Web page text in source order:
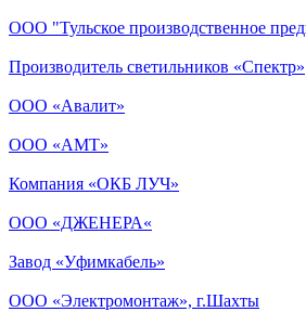
ООО "Тульское производственное
Производитель светильников «Спектр»
ООО «Авалит»
ООО «АМТ»
Компания «ОКБ ЛУЧ»
ООО «ДЖЕНЕРА«
Завод «Уфимкабель»
ООО «Электромонтаж», г.Шахты